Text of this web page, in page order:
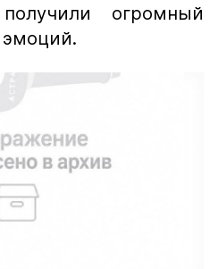
огромный
эмоций.